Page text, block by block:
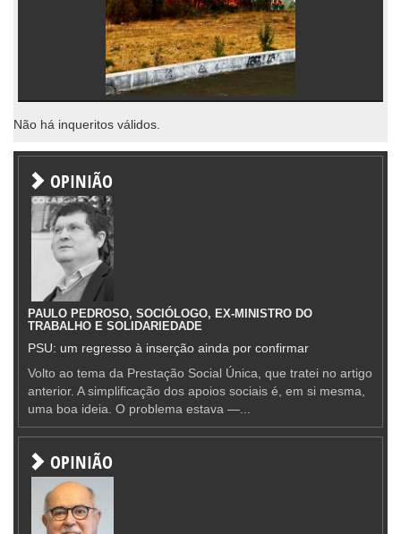
Não há inqueritos válidos.
OPINIÃO
PAULO PEDROSO, SOCIÓLOGO, EX-MINISTRO DO
TRABALHO E SOLIDARIEDADE
PSU: um regresso à inserção ainda por confirmar
Volto ao tema da Prestação Social Única, que tratei no artigo
anterior. A simplificação dos apoios sociais é, em si mesma,
uma boa ideia. O problema estava —...
OPINIÃO